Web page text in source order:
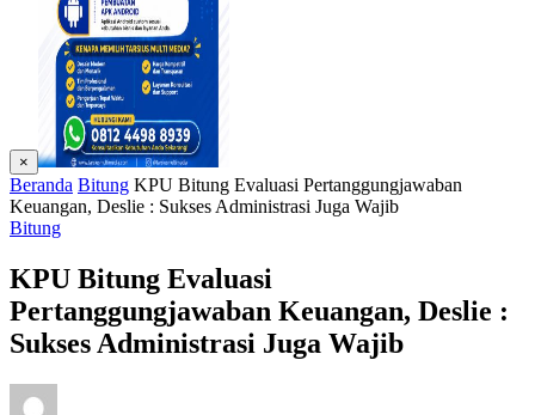
×
Beranda Bitung KPU Bitung Evaluasi Pertanggungjawaban
Keuangan, Deslie : Sukses Administrasi Juga Wajib
Bitung
KPU Bitung Evaluasi
Pertanggungjawaban Keuangan, Deslie :
Sukses Administrasi Juga Wajib